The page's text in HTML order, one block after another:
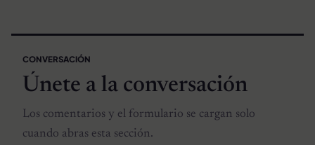
CONVERSACIÓN
Únete a la conversación
Los comentarios y el formulario se cargan solo
cuando abras esta sección.